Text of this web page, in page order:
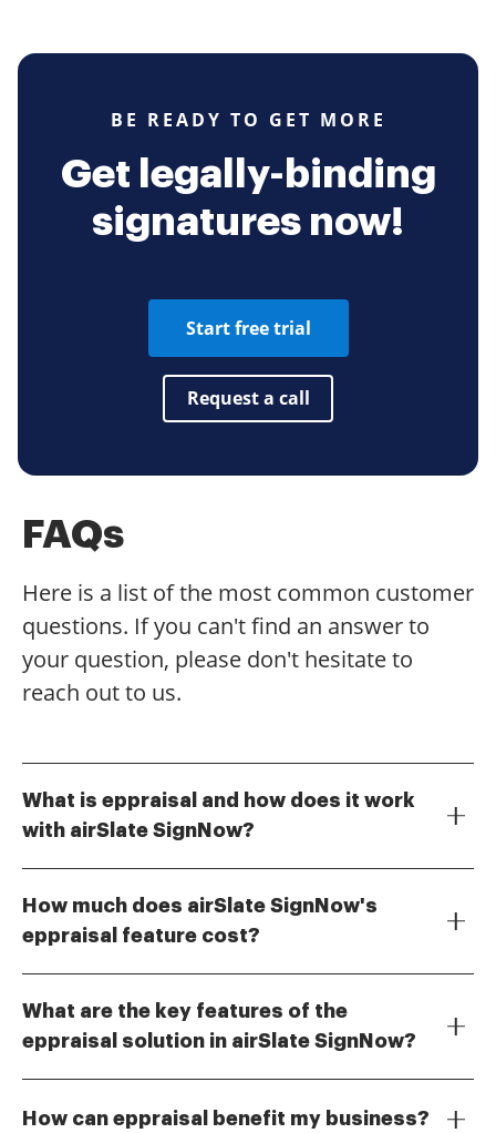
BE READY TO GET MORE
Get legally-binding
signatures now!
Start free trial
Request a call
FAQs
Here is a list of the most common customer
questions. If you can't find an answer to
your question, please don't hesitate to
reach out to us.
What is eppraisal and how does it work
with airSlate SignNow?
values. With airSlate SignNow, you can easily send
and eSign eppraisal documents, ensuring a quick and
management.
How much does airSlate SignNow's
eppraisal feature cost?
pricing options that cater to businesses of all sizes,
ensuring you get the best value for your investment
What are the key features of the
eppraisal solution in airSlate SignNow?
tracking, and secure eSigning capabilities. These
How can eppraisal benefit my business?